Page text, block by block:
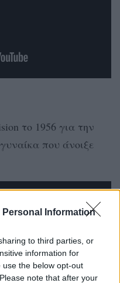
Personal Information
to third parties, or
information for
the below opt-out
note that after your
το 1956 για την
που άνοιξε